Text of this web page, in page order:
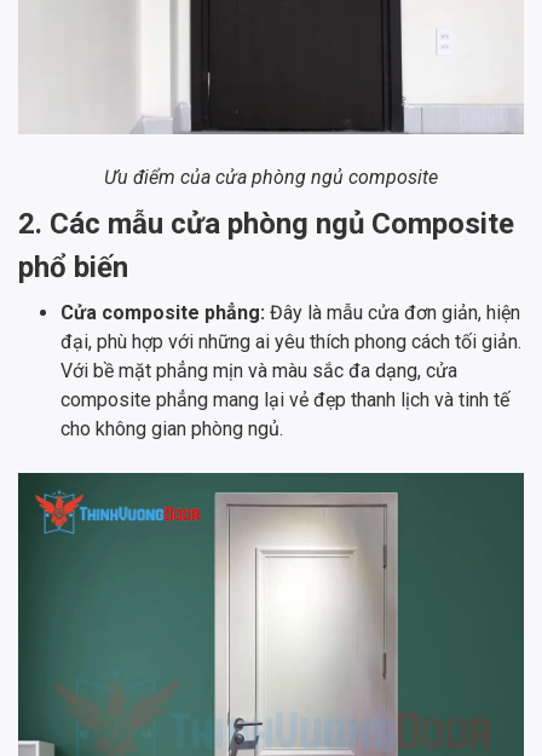
Ưu điểm của cửa phòng ngủ composite
2. Các mẫu cửa phòng ngủ Composite
phổ biến
Cửa composite phẳng: Đây là mẫu cửa đơn giản, hiện
đại, phù hợp với những ai yêu thích phong cách tối giản.
Với bề mặt phẳng mịn và màu sắc đa dạng, cửa
composite phẳng mang lại vẻ đẹp thanh lịch và tinh tế
cho không gian phòng ngủ.